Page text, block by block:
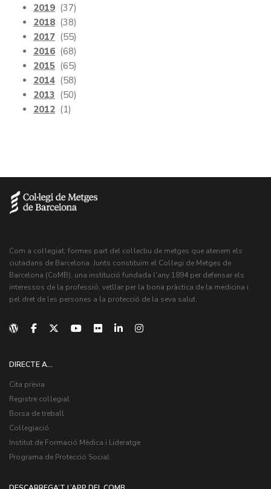
2019 (37)
2018 (38)
2017 (55)
2016 (68)
2015 (65)
2014 (58)
2013 (50)
2012 (1)
Com a col·legiat, formes part del col·lectiu de metges que atenem els
ciutadans de Barcelona. Junts constituïm el Col·legi de Metges de
Barcelona (CoMB), una institució fundada l'any 1894 per defensar els
interessos de la professió, vetllar per la bona pràctica de la medicina i
pel dret de les persones a la protecció de la seva salut.
DIRECTE A...
Cita prèvia
Registre col·legial
Borsa de treball
Col·legiació
Institut de Formació Mèdica i Lideratge
Programa de Protecció Social